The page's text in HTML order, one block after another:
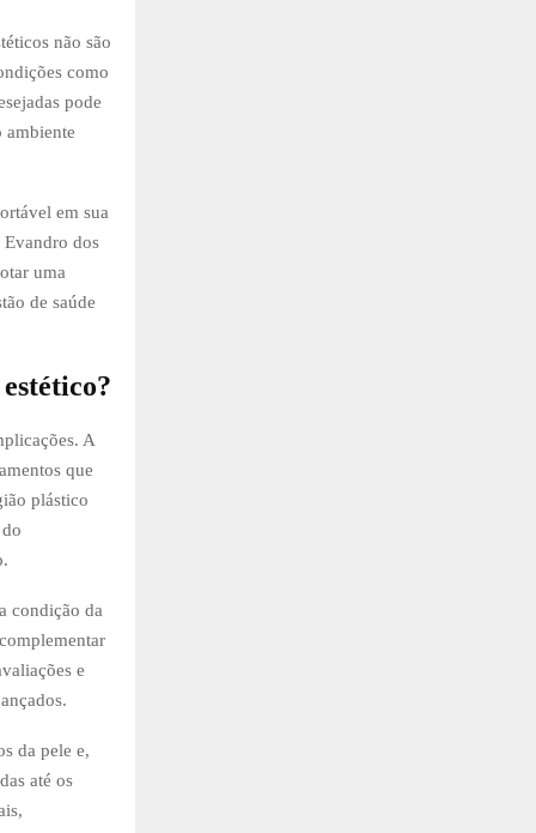
não são
como
pode
ambiente
em sua
dos
uma
de saúde
A
que
plástico
condição da
e
da pele e,
até os